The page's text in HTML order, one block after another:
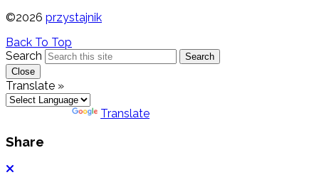
©2026 przystajnik
Back To Top
Search
Search
Close
Translate »
Translate
Share